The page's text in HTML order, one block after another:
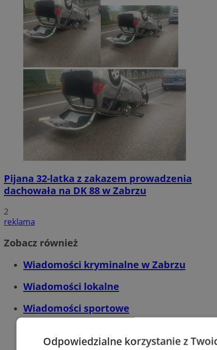
Pijana 32-latka z zakazem prowadzenia
dachowała na DK 88 w Zabrzu
2
reklama
Zobacz również
Wiadomości kryminalne w Zabrzu
Wiadomości lokalne
Wiadomości sportowe
Odpowiedzialne korzystanie z